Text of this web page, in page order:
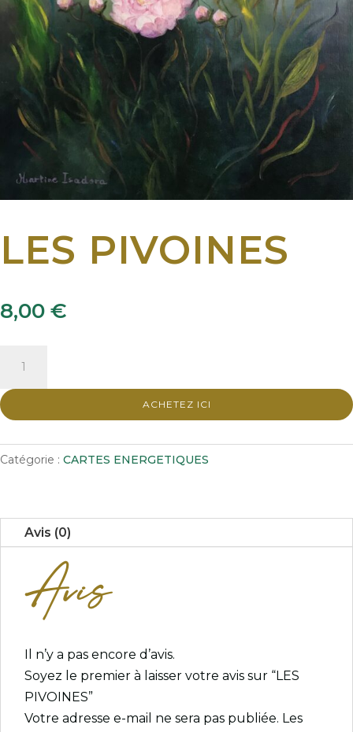
LES PIVOINES
8,00 €
LES
PIVOINES
ACHETEZ ICI
Catégorie : CARTES ENERGETIQUES
Avis (0)
Avis
Il n’y a pas encore d’avis.
Soyez le premier à laisser votre avis sur “LES
PIVOINES”
Votre adresse e-mail ne sera pas publiée. Les